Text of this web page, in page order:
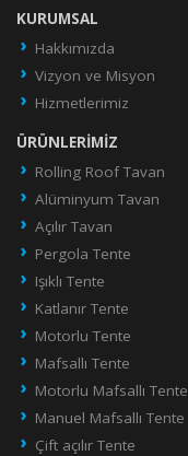
KURUMSAL
Hakkımızda
Vizyon ve Misyon
Hizmetlerimiz
ÜRÜNLERIMIZ
Rolling Roof Tavan
Alüminyum Tavan
Açılır Tavan
Pergola Tente
Işıklı Tente
Katlanır Tente
Motorlu Tente
Mafsallı Tente
Motorlu Mafsallı Tente
Manuel Mafsallı Tente
Çift açılır Tente